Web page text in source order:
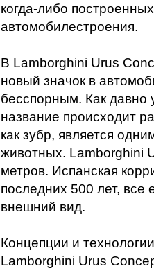
когда-либо
автомобилестроения.
В Lamborghini Urus
новый значок в
бесспорным. Как давно
название происходит
как зубр, является
животных. Lamborghini
метров. Испанская
последних 500 лет, все
внешний вид.
Концепции и
Lamborghini Urus